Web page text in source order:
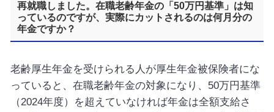
再就職しました。在職老齢年金の「50万円基準」は知
っているのですが、実際にカットされるのは何月分の
年金ですか？
老齢厚生年金を受けられる人が厚生年金被保険者にな
っていると、在職老齢年金の対象になり、50万円基準
（2024年度）を超えていなければ年金は全額支給さ